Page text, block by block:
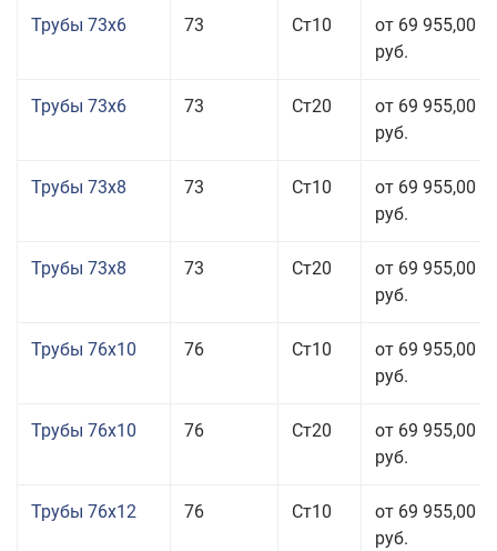
Трубы 73x6 73 Ст10
от 69 955,00
руб.
Трубы 73x6 73 Ст20
от 69 955,00
руб.
Трубы 73x8 73 Ст10
от 69 955,00
руб.
Трубы 73x8 73 Ст20
от 69 955,00
руб.
Трубы 76x10 76 Ст10
от 69 955,00
руб.
Трубы 76x10 76 Ст20
от 69 955,00
руб.
Трубы 76x12 76 Ст10
от 69 955,00
руб.